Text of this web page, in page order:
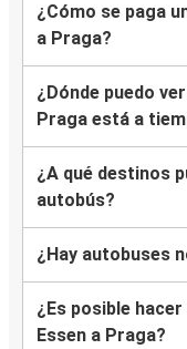
¿Cómo se paga
a Praga?
¿Dónde puedo
Praga está a
¿A qué destinos
autobús?
¿Hay autobuses
¿Es posible
Essen a Praga?